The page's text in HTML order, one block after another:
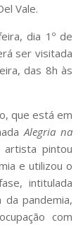
Vale.
dia 1º de
ser visitada
das 8h às
que está em
Alegria na
pintou
e utilizou o
intitulada
pandemia,
com